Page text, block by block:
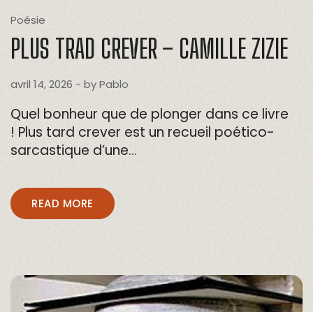
Poésie
PLUS TRAD CREVER – CAMILLE ZIZIE
avril 14, 2026 - byPablo
Quel bonheur que de plonger dans ce livre
! Plus tard crever est un recueil poético-
sarcastique d’une…
READ MORE